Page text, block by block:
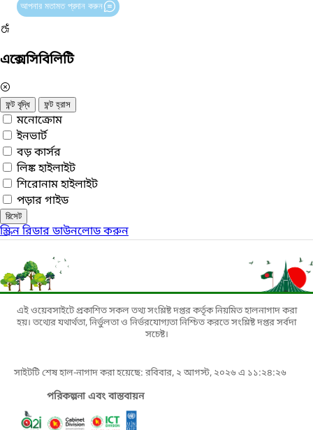
আপনার মতামত প্রদান করুন
এক্সেসিবিলিটি
ফন্ট বৃদ্ধি ফন্ট হ্রাস
মনোক্রোম
ইনভার্ট
বড় কার্সর
লিঙ্ক হাইলাইট
শিরোনাম হাইলাইট
পড়ার গাইড
রিসেট
স্ক্রিন রিডার ডাউনলোড করুন
এই ওয়েবসাইটে প্রকাশিত সকল তথ্য সংশ্লিষ্ট দপ্তর কর্তৃক নিয়মিত হালনাগাদ করা
হয়। তথ্যের যথার্থতা, নির্ভুলতা ও নির্ভরযোগ্যতা নিশ্চিত করতে সংশ্লিষ্ট দপ্তর সর্বদা
সচেষ্ট।
সাইটটি শেষ হাল-নাগাদ করা হয়েছে: রবিবার, ২ আগস্ট, ২০২৬ এ ১১:২৪:২৬
পরিকল্পনা এবং বাস্তবায়ন